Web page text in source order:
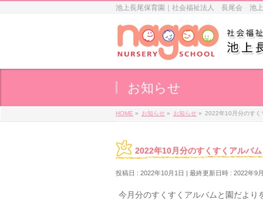
池上長尾保育園｜社会福祉法人 長尾会 池
お知らせ
HOME » お知らせ » お知らせ » 2022年10月分のすく
2022年10月分のすくすくアルバ
投稿日 : 2022年10月1日 最終更新日時 : 2022年9
今月分のすくすくアルバムと園だより